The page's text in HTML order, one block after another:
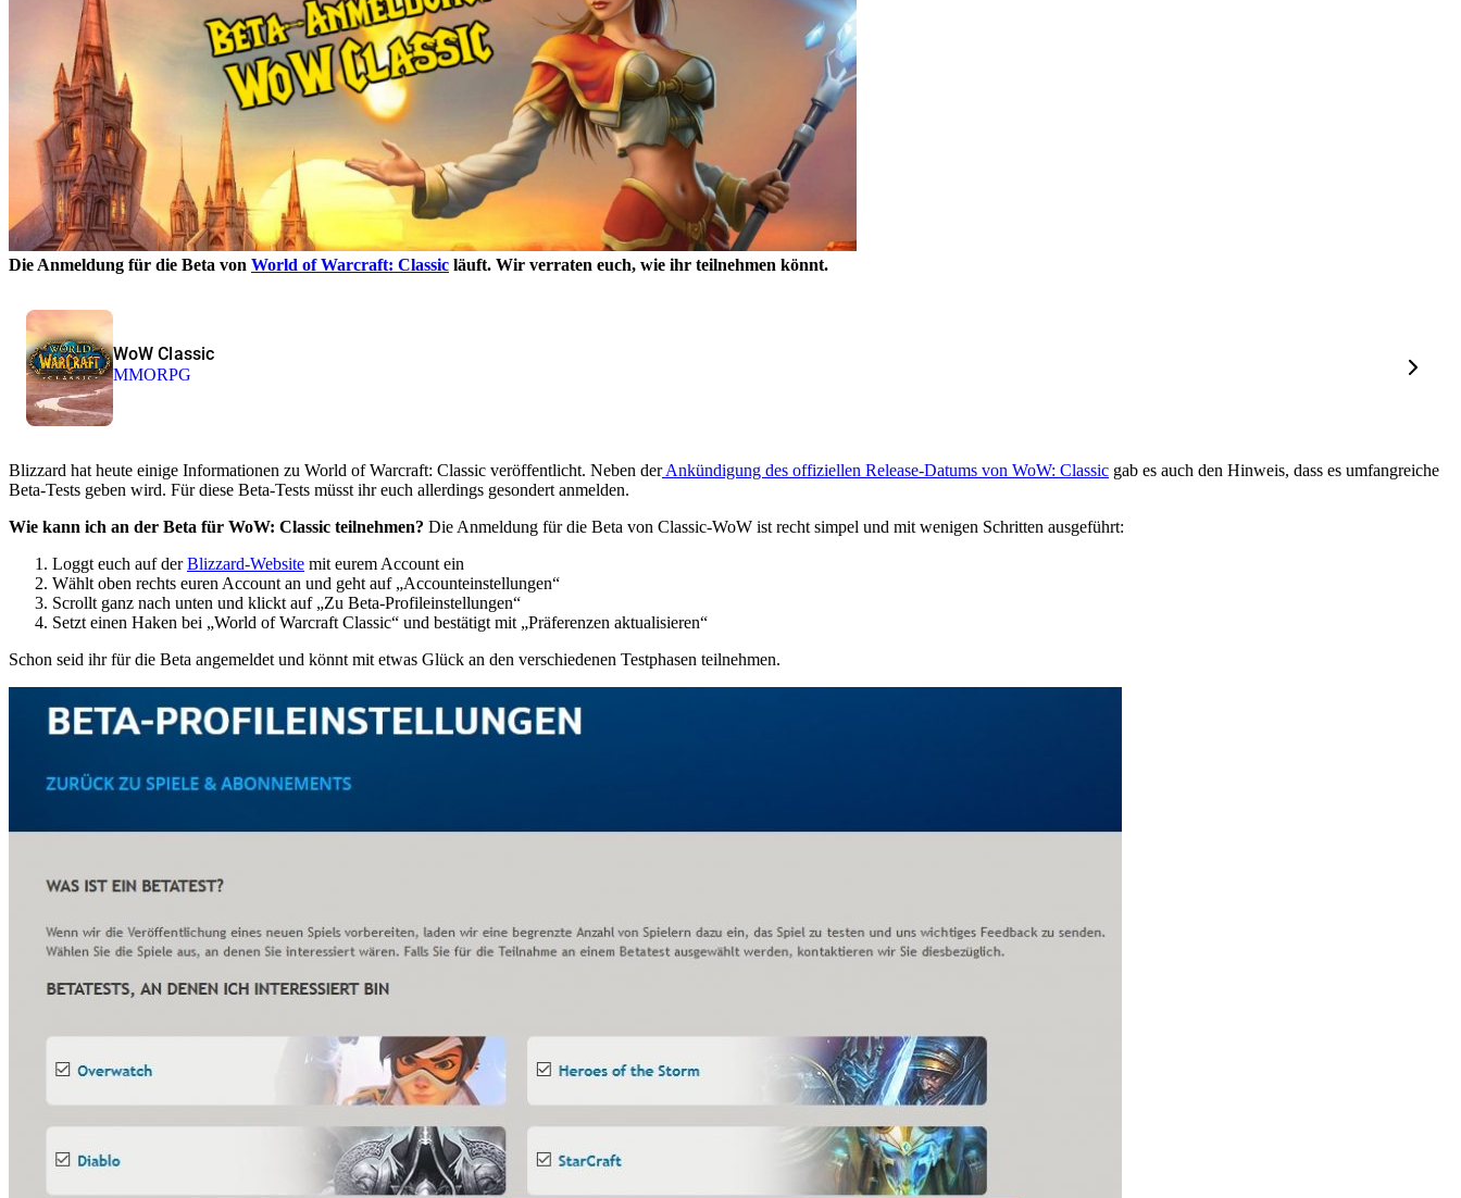
Die Anmeldung für die Beta von World of Warcraft: Classic läuft. Wir verraten euch, wie ihr teilnehmen könnt.
WoW Classic
MMORPG
Blizzard hat heute einige Informationen zu World of Warcraft: Classic veröffentlicht. Neben derAnkündigung des offiziellen Release-Datums von WoW: Classic gab es auch den Hinweis, dass es umfangreiche
Beta-Tests geben wird. Für diese Beta-Tests müsst ihr euch allerdings gesondert anmelden.
Wie kann ich an der Beta für WoW: Classic teilnehmen? Die Anmeldung für die Beta von Classic-WoW ist recht simpel und mit wenigen Schritten ausgeführt:
Loggt euch auf derBlizzard-Website mit eurem Account ein
Wählt oben rechts euren Account an und geht auf „Accounteinstellungen“
Scrollt ganz nach unten und klickt auf „Zu Beta-Profileinstellungen“
Setzt einen Haken bei „World of Warcraft Classic“ und bestätigt mit „Präferenzen aktualisieren“
Schon seid ihr für die Beta angemeldet und könnt mit etwas Glück an den verschiedenen Testphasen teilnehmen.